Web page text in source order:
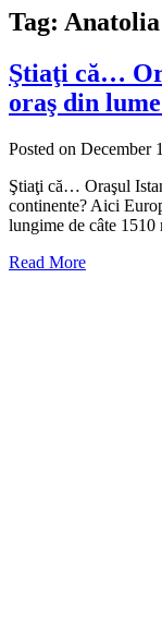
Tag: Anatolia
Ştiaţi că…
oraş din
Posted on December
Ştiaţi că… Oraşul
continente? Aici
lungime de câte
Read More